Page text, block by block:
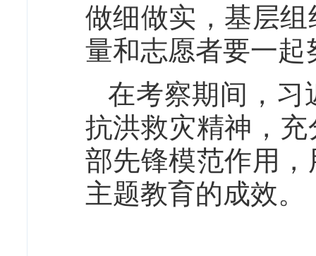
做细做实，基层
量和志愿者要一起
在考察期间，习
抗洪救灾精神，
部先锋模范作用
主题教育的成效。